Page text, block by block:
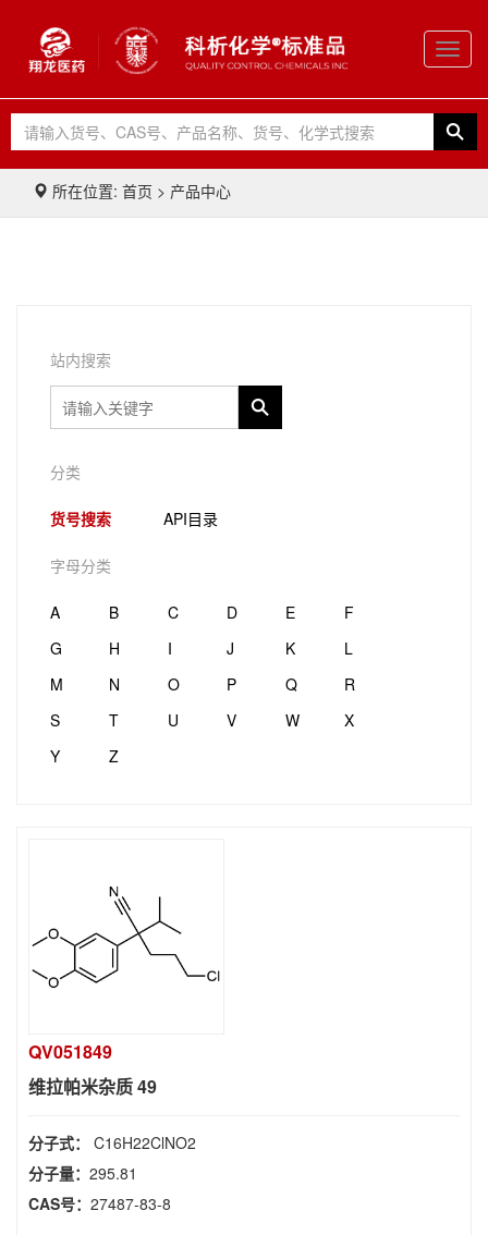
所在位置: 首页 > 产品中心
站内搜索
分类
货号搜索 API目录
字母分类
A B C D E
F
G
H I J K
L
M
N O P Q
R
S
T U V W
X
Y
Z
QV051849
维拉帕米杂质 49
分子式： C16H22ClNO2
分子量： 295.81
CAS号： 27487-83-8